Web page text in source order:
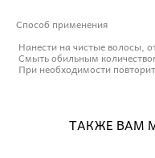
Способ применения
Нанести на чистые волосы,
Смыть обильным
При необходимости
ТАКЖЕ ВАМ